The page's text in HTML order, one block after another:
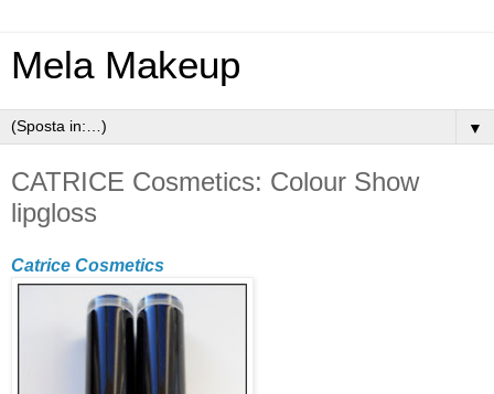
Mela Makeup
▼
CATRICE Cosmetics: Colour Show
lipgloss
Catrice Cosmetics